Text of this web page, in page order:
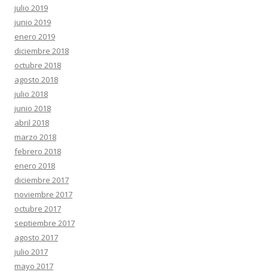
julio 2019
junio 2019
enero 2019
diciembre 2018
octubre 2018
agosto 2018
julio 2018
junio 2018
abril 2018
marzo 2018
febrero 2018
enero 2018
diciembre 2017
noviembre 2017
octubre 2017
septiembre 2017
agosto 2017
julio 2017
mayo 2017